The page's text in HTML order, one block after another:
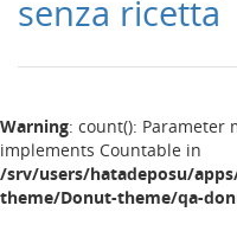
senza ricetta
Warning: count(): Parameter
implements Countable in
/srv/users/hatadeposu/
theme/Donut-theme/qa-